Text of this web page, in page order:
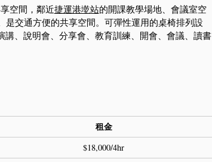
空間，鄰近捷運港墘站的開課教學場地、會議室空
交通方便的共享空間。可彈性運用的桌椅排列設
、說明會、分享會、教育訓練、開會、會議、讀書
租金
$18,000/4hr